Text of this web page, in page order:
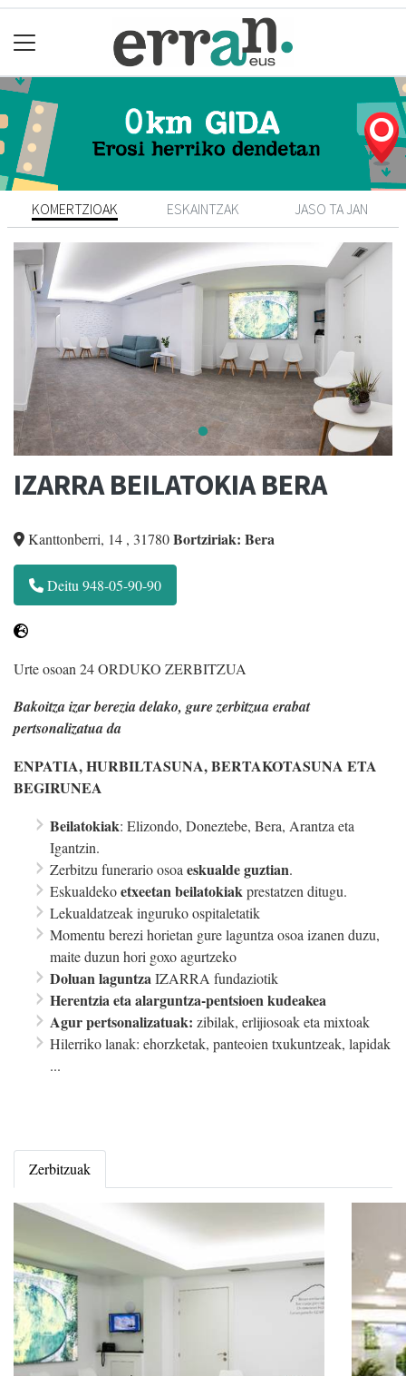
KOMERTZIOAK ESKAINTZAK JASO TA JAN
IZARRA BEILATOKIA BERA
Kanttonberri, 14 , 31780Bortziriak: Bera
Deitu 948-05-90-90
Urte osoan 24 ORDUKO ZERBITZUA
Bakoitza izar berezia delako, gure zerbitzua erabat
pertsonalizatua da
ENPATIA, HURBILTASUNA, BERTAKOTASUNA ETA
BEGIRUNEA
Beilatokiak: Elizondo, Doneztebe, Bera, Arantza eta
Igantzin.
Zerbitzu funerario osoa eskualde guztian.
Eskualdekoetxeetan beilatokiak prestatzen ditugu.
Lekualdatzeak inguruko ospitaletatik
Momentu berezi horietan gure laguntza osoa izanen duzu,
maite duzun hori goxo agurtzeko
Doluan laguntza IZARRA fundaziotik
Herentzia eta alarguntza-pentsioen kudeakea
Agur pertsonalizatuak: zibilak, erlijiosoak eta mixtoak
Hilerriko lanak: ehorzketak, panteoien txukuntzeak, lapidak
...
Zerbitzuak